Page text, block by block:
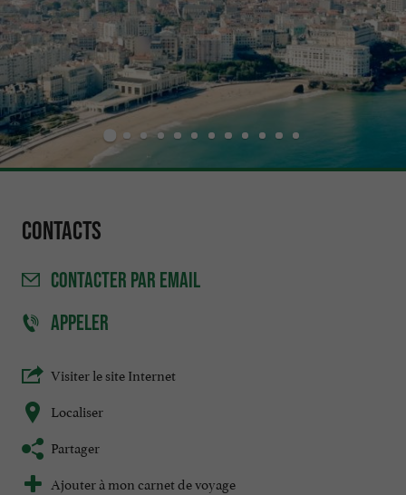
Contacts
CONTACTER PAR EMAIL
APPELER
Visiter le site Internet
Localiser
Partager
Ajouter à mon carnet de voyage